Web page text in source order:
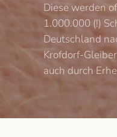
Diese werden
1.000.000 (!)
Deutschland
Krofdorf-
auch durch